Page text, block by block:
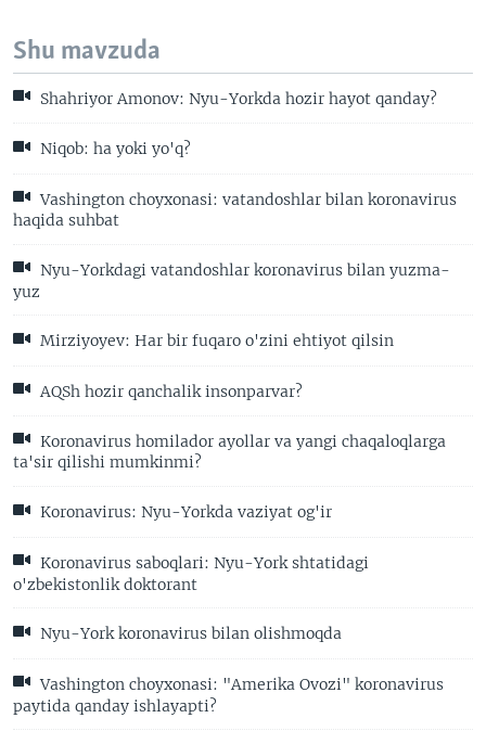
Shu mavzuda
Shahriyor Amonov: Nyu-Yorkda hozir hayot qanday?
Niqob: ha yoki yo'q?
Vashington choyxonasi: vatandoshlar bilan koronavirus
haqida suhbat
Nyu-Yorkdagi vatandoshlar koronavirus bilan yuzma-
yuz
Mirziyoyev: Har bir fuqaro o'zini ehtiyot qilsin
AQSh hozir qanchalik insonparvar?
Koronavirus homilador ayollar va yangi chaqaloqlarga
ta'sir qilishi mumkinmi?
Koronavirus: Nyu-Yorkda vaziyat og'ir
Koronavirus saboqlari: Nyu-York shtatidagi
o'zbekistonlik doktorant
Nyu-York koronavirus bilan olishmoqda
Vashington choyxonasi: "Amerika Ovozi" koronavirus
paytida qanday ishlayapti?